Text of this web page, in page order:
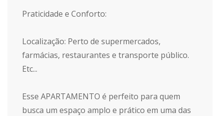
Praticidade e Conforto:
Localização: Perto de supermercados,
farmácias, restaurantes e transporte público.
Etc...
Esse APARTAMENTO é perfeito para quem
busca um espaço amplo e prático em uma das